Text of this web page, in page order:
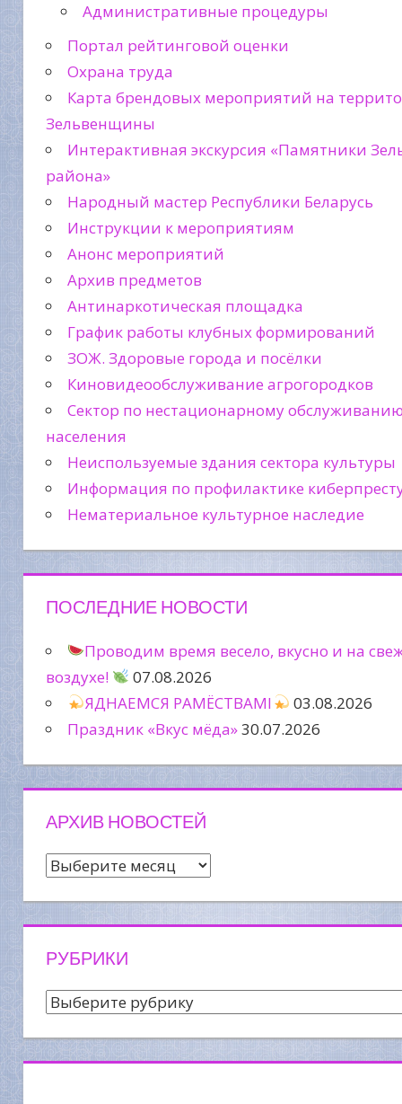
Административные процедуры
Портал рейтинговой оценки
Охрана труда
Карта брендовых мероприятий на
Зельвенщины
Интерактивная экскурсия «Памятники
района»
Народный мастер Республики Беларусь
Инструкции к мероприятиям
Анонс мероприятий
Архив предметов
Антинаркотическая площадка
График работы клубных формирований
ЗОЖ. Здоровые города и посёлки
Киновидеообслуживание агрогородков
Сектор по нестационарному
населения
Неиспользуемые здания сектора культуры
Информация по профилактике
Нематериальное культурное наследие
ПОСЛЕДНИЕ НОВОСТИ
Проводим время весело, вкусно и на
воздухе!
07.08.2026
ЯДНАЕМСЯ РАМЁСТВАМІ
03.08.2026
Праздник «Вкус мёда»30.07.2026
АРХИВ НОВОСТЕЙ
Архив
РУБРИКИ
Рубрики